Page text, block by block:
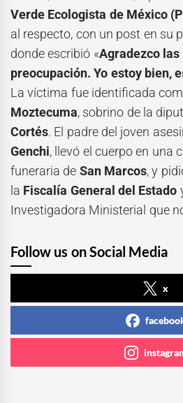
Verde Ecologista de México
al respecto, con un post en su
donde escribió «Agradezco
preocupación. Yo estoy bien,
La víctima fue identificada
Moztecuma, sobrino de la
Cortés. El padre del joven
Genchi, llevó el cuerpo en una
funeraria de San Marcos, y
la Fiscalía General del Estado
Investigadora Ministerial que
Follow us on Social Media
x